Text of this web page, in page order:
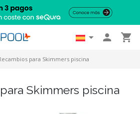
  
para Skimmers piscina
Skimmers piscina